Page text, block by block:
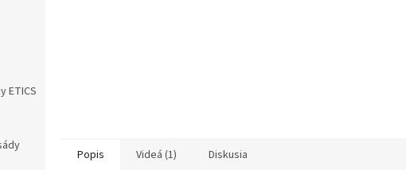
ETICS
Popis Videá (1) Diskusia